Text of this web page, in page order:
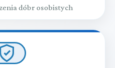
dóbr osobistych